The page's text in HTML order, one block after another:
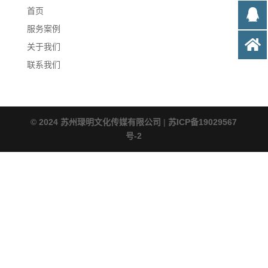
首页
服务案例
关于我们
联系我们
© 2024 苏州琭明文化传媒有限公司 | 苏ICP备19029567
号-2